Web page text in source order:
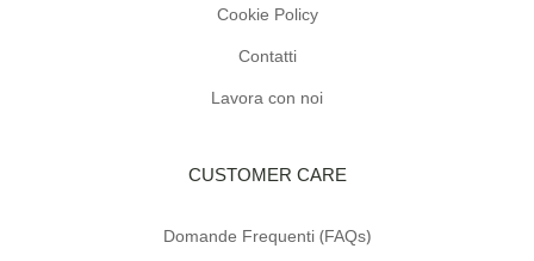
Cookie Policy
Contatti
Lavora con noi
CUSTOMER CARE
Domande Frequenti (FAQs)